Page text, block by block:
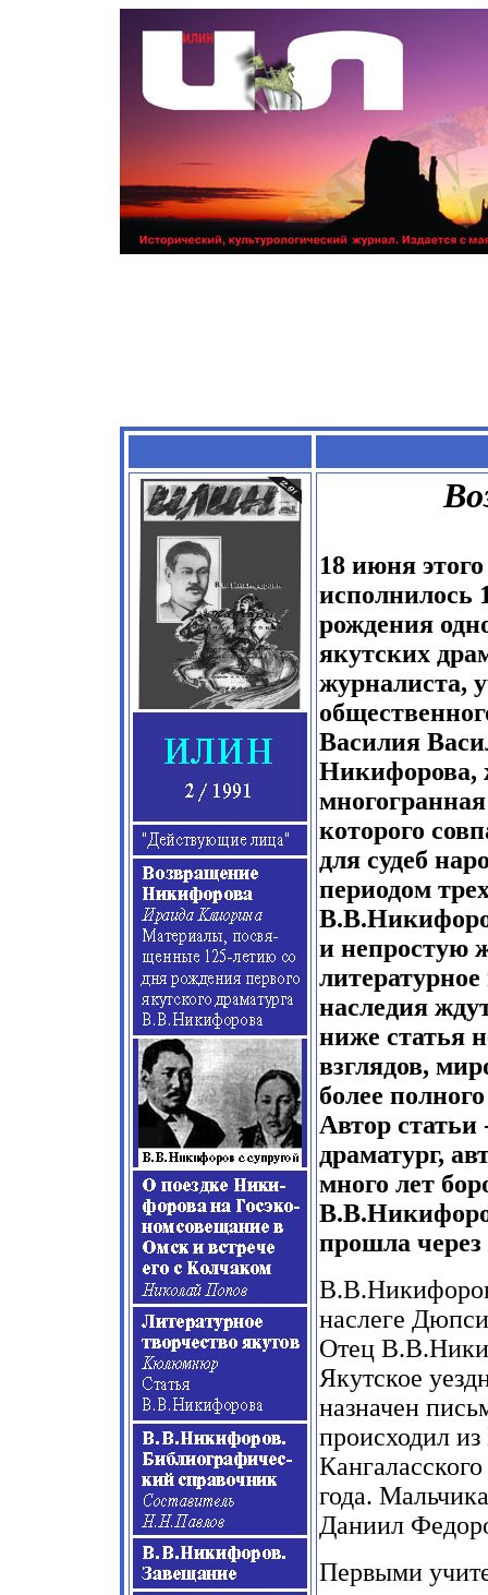
18 июня этого
исполнилось
рождения
якутских
журналиста,
Василия
Никифорова,
которого
для судеб
периодом
и непростую
наследия
ниже статья
взглядов,
более
Автор
драматург,
много лет
прошла через
наслеге
Отец
Якутское
назначен
происходил
года.
Даниил
Первыми